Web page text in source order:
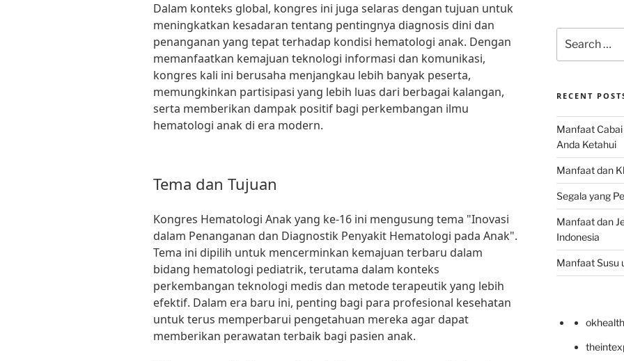
Dalam konteks global, kongres ini juga selaras dengan tujuan untuk
meningkatkan kesadaran tentang pentingnya diagnosis dini dan
penanganan yang tepat terhadap kondisi hematologi anak. Dengan
memanfaatkan kemajuan teknologi informasi dan komunikasi,
kongres kali ini berusaha menjangkau lebih banyak peserta,
memungkinkan partisipasi yang lebih luas dari berbagai kalangan,
serta memberikan dampak positif bagi perkembangan ilmu
hematologi anak di era modern.
Tema dan Tujuan
Kongres Hematologi Anak yang ke-16 ini mengusung tema "Inovasi
dalam Penanganan dan Diagnostik Penyakit Hematologi pada Anak".
Tema ini dipilih untuk mencerminkan kemajuan terbaru dalam
bidang hematologi pediatrik, terutama dalam konteks
perkembangan teknologi medis dan metode terapeutik yang lebih
efektif. Dalam era baru ini, penting bagi para profesional kesehatan
untuk terus memperbarui pengetahuan mereka agar dapat
memberikan perawatan terbaik bagi pasien anak.
for:
RECENT
Manfaat
Anda Ketahui
Manfaat dan
Segala yang
Manfaat dan
Indonesia
Manfaat Susu